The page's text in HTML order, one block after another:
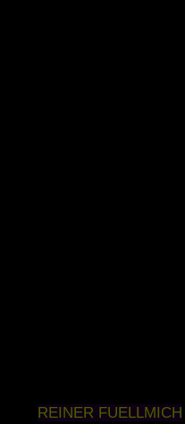
REINER FUELLMICH